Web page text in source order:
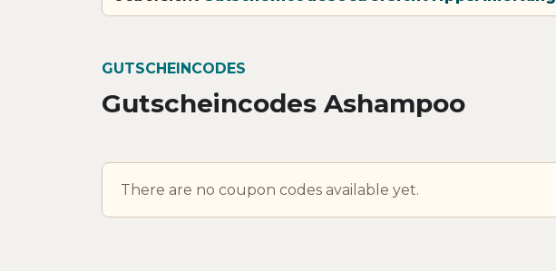
GUTSCHEINCODES
Gutscheincodes Ashampoo
There are no coupon codes available yet.